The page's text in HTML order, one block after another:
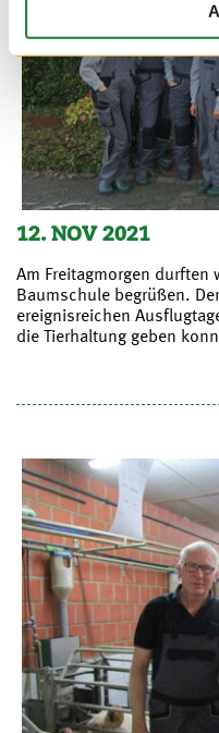
12. NOV 2021
Am Freitagmorgen durften
Baumschule begrüßen.
ereignisreichen
die Tierhaltung geben